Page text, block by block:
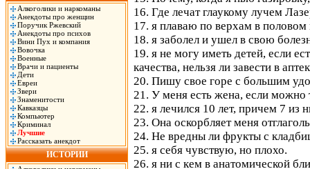
Алкоголики и наркоманы
Анекдоты про женщин
Поручик Ржевский
Анекдоты про психов
Вини Пух и компания
Вовочка
Военные
Врачи и пациенты
Дети
Евреи
Звери
Знаменитости
Кавказцы
Компьютер
Криминал
Лучшие
Рассказать анекдот
ИСТОРИИ
16. Где лечат глаукому лучем
17. я плаваю по верхам в половом
18. я заболел и ушел в свою
19. я не могу иметь детей, если
качества, нельзя ли завести в
20. Пишу свое горе с большим
21. У меня есть жена, если можно
22. я лечился 10 лет, причем 7 из
23. Она оскорбляет меня
24. Не вредны ли фрукты с
25. я себя чувствую, но плохо.
26. я ни с кем в анатомической